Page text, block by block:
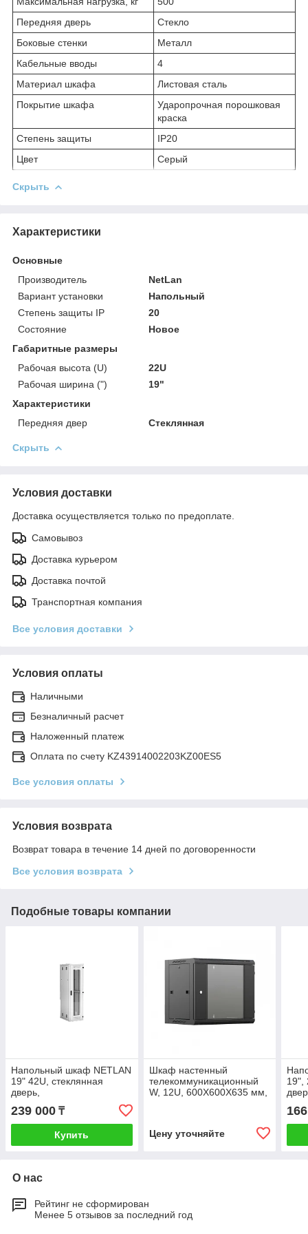
Передняя дверь
Стекло
Боковые стенки
Металл
Кабельные вводы
4
Материал шкафа
Листовая сталь
Покрытие шкафа
Ударопрочная порошковая
краска
Степень защиты
IP20
Цвет
Серый
Скрыть
Характеристики
Основные
Производитель
NetLan
Вариант установки
Напольный
Степень защиты IP
20
Состояние
Новое
Габаритные размеры
Рабочая высота (U)
22U
Рабочая ширина (")
19"
Характеристики
Передняя двер
Стеклянная
Скрыть
Условия доставки
Доставка осуществляется только по предоплате.
Самовывоз
Доставка курьером
Доставка почтой
Транспортная компания
Все условия доставки
Условия оплаты
Наличными
Безналичный расчет
Наложенный платеж
Оплата по счету KZ43914002203KZ00ES5
Все условия оплаты
Условия возврата
Возврат товара в течение 14 дней по договоренности
Все условия возврата
Подобные товары компании
Напольный шкаф NETLAN
19" 42U, стеклянная
дверь,
цельнометаллические
стенки,
Ш600хВ2042хГ800мм, в
разобранном
239 000 ₸
Купить
Шкаф настенный
телекоммуникационный
W, 12U, 600Х600Х635 мм,
Цену уточняйте
19",
О нас
Рейтинг не сформирован
Менее 5 отзывов за последний год